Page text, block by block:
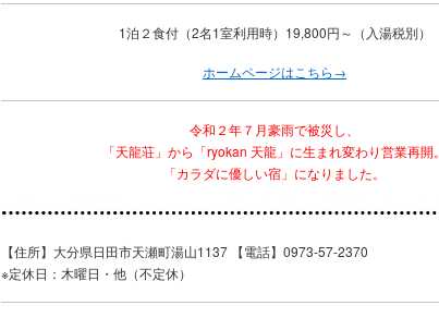
1泊２食付（2名1室利用時）19,800円～（入湯税別）
ホームページはこちら→
令和２年７月豪雨で被災し、
「天龍荘」から「ryokan 天龍」に生まれ変わり営業再開。
「カラダに優しい宿」になりました。
【住所】大分県日田市天瀬町湯山1137 【電話】0973-57-2370
※定休日：木曜日・他（不定休）